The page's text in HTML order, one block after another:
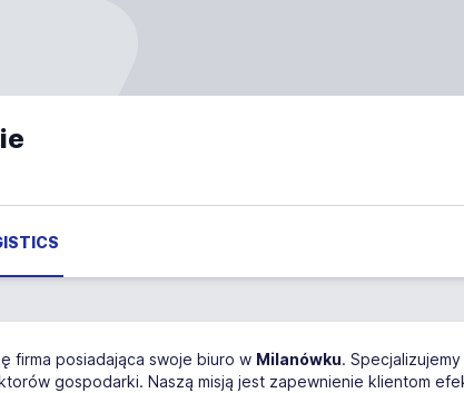
firma posiadająca swoje biuro w Milanówku.
gospodarki. Naszą misją jest zapewnienie klientom